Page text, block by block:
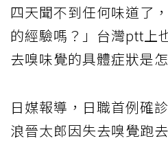
四天聞不到任何味道了
的經驗嗎？」台灣ptt上
去嗅味覺的具體症狀是
日媒報導，日職首例確
浪晉太郎因失去嗅覺跑